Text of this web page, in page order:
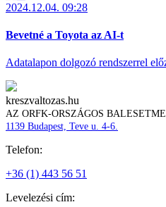
2024.12.04. 09:28
Bevetné a Toyota az AI-t
Adatalapon dolgozó rendszerrel
kreszvaltozas.hu
AZ ORFK-ORSZÁGOS
1139 Budapest, Teve u. 4-6.
Telefon:
+36 (1) 443 56 51
Levelezési cím: